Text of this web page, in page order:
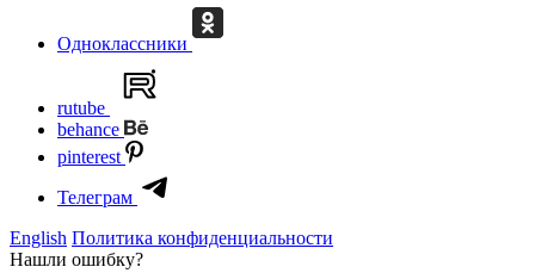
Одноклассники
rutube
behance
pinterest
Телеграм
English Политика конфиденциальности
Нашли ошибку?